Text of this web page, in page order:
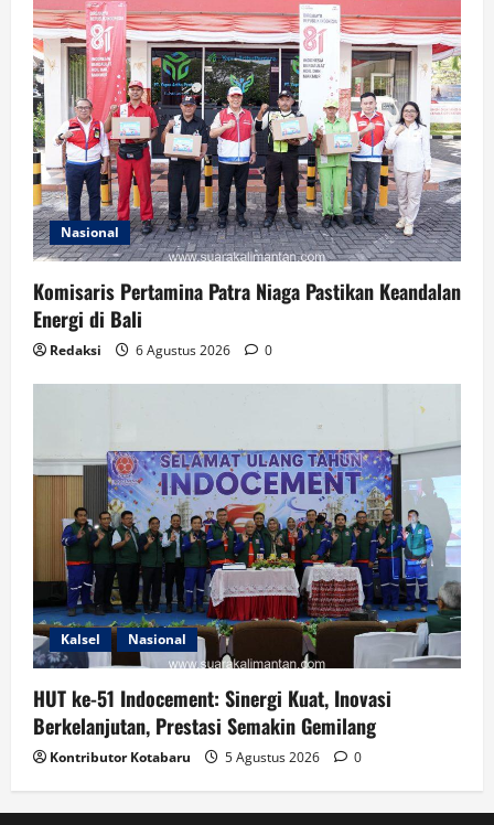
Nasional
Komisaris Pertamina Patra Niaga Pastikan Keandalan
Energi di Bali
Redaksi 6 Agustus 2026 0
Kalsel Nasional
HUT ke-51 Indocement: Sinergi Kuat, Inovasi
Berkelanjutan, Prestasi Semakin Gemilang
Kontributor Kotabaru 5 Agustus 2026 0